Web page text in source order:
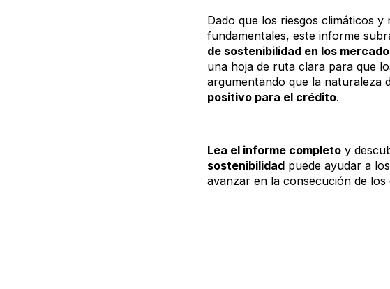
Dado que los riesgos climáticos
fundamentales, este informe
de sostenibilidad en los
una hoja de ruta clara para que
argumentando que la naturaleza
positivo para el crédito.
Lea el informe completo y
sostenibilidad puede ayudar a
avanzar en la consecución de